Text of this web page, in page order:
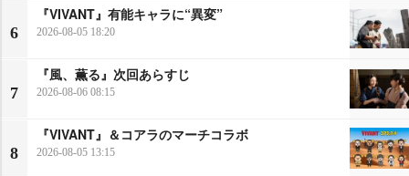
6
『VIVANT』有能キャラに“異変”
2026-08-05 18:20
7
『風、薫る』次回あらすじ
2026-08-06 08:15
8
『VIVANT』＆コアラのマーチコラボ
2026-08-05 13:15